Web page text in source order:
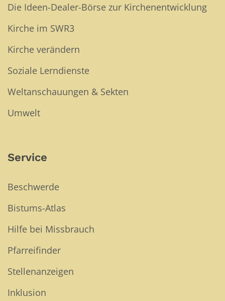
Die Ideen-Dealer-Börse zur Kirchenentwicklung
Kirche im SWR3
Kirche verändern
Soziale Lerndienste
Weltanschauungen & Sekten
Umwelt
Service
Beschwerde
Bistums-Atlas
Hilfe bei Missbrauch
Pfarreifinder
Stellenanzeigen
Inklusion